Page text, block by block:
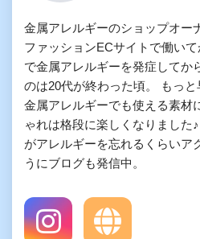
金属アレルギーのショップオー
ファッションECサイトで働い
で金属アレルギーを発症してか
のは20代が終わった頃。 もっと
金属アレルギーでも使える素材
ゃれは格段に楽しくなりました
がアレルギーを忘れるくらいア
うにブログも発信中。